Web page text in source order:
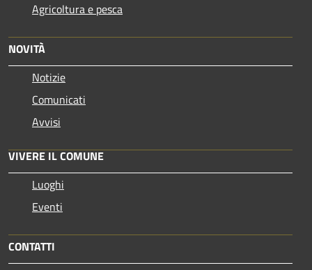
Agricoltura e pesca
NOVITÀ
Notizie
Comunicati
Avvisi
VIVERE IL COMUNE
Luoghi
Eventi
CONTATTI